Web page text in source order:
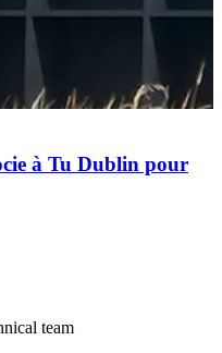
à Tu Dublin pour
team